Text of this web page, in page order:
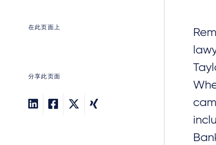
在此页面上
分享此页面